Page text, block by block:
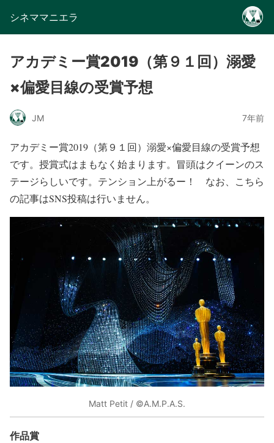
シネママニエラ
アカデミー賞2019（第９１回）溺愛
×偏愛目線の受賞予想
JM 7年前
アカデミー賞2019（第９１回）溺愛×偏愛目線の受賞予想
です。授賞式はまもなく始まります。冒頭はクイーンのス
テージらしいです。テンション上がるー！ なお、こちら
の記事はSNS投稿は行いません。
Matt Petit / ©A.M.P.A.S.
作品賞